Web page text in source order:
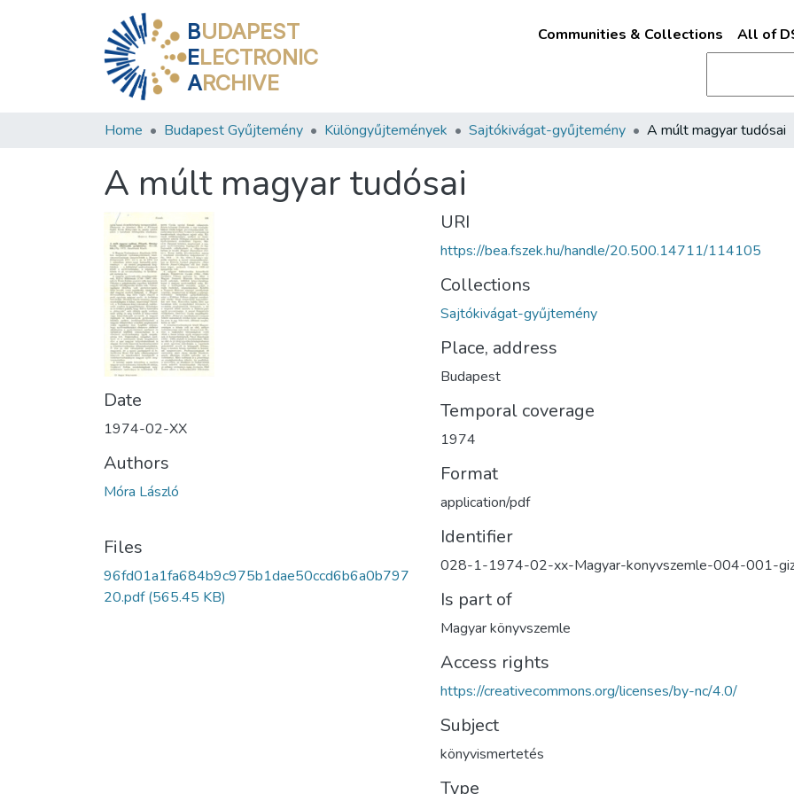
BUDAPEST
ELECTRONIC
ARCHIVE
Communities & Collections All of
Home Budapest Gyűjtemény Különgyűjtemények Sajtókivágat-gyűjtemény A múlt magyar tudósai
A múlt magyar tudósai
Date
1974-02-XX
Authors
Móra László
Files
96fd01a1fa684b9c975b1dae50ccd6b6a0b797
20.pdf(565.45 KB)
URI
https://bea.fszek.hu/handle/20.500.14711/114105
Collections
Sajtókivágat-gyűjtemény
Place, address
Budapest
Temporal coverage
1974
Format
application/pdf
Identifier
028-1-1974-02-xx-Magyar-konyvszemle-004-001-
Is part of
Magyar könyvszemle
Access rights
https://creativecommons.org/licenses/by-nc/4.0/
Subject
könyvismertetés
Type